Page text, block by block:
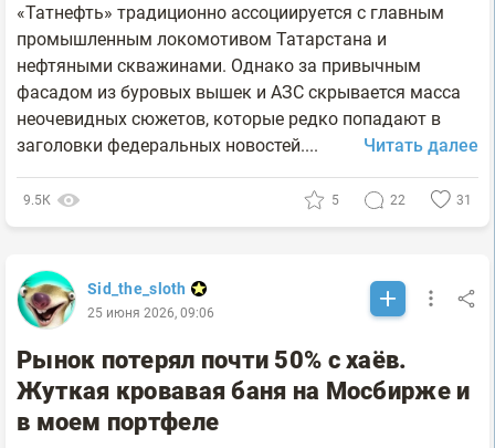
«Татнефть» традиционно ассоциируется с главным
промышленным локомотивом Татарстана и
нефтяными скважинами. Однако за привычным
фасадом из буровых вышек и АЗС скрывается масса
неочевидных сюжетов, которые редко попадают в
заголовки федеральных новостей....
Читать далее
9.5К 5 22 31
Sid_the_sloth
25 июня 2026, 09:06
Рынок потерял почти 50% с хаёв.
Жуткая кровавая баня на Мосбирже и
в моем портфеле